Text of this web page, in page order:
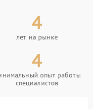
4
лет на рынке
4
опыт работы
специалистов